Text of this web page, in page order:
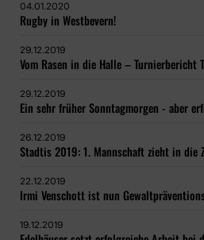
04.01.2020
Rugby in Westbevern!
29.12.2019
Vom Rasen in die Halle – Turnierbericht
29.12.2019
Ein sehr früher Sonntagmorgen - aber
26.12.2019
Stadtis 2019: 1. Mannschaft zieht in die
22.12.2019
Irmi Venschott ist nun
19.12.2019